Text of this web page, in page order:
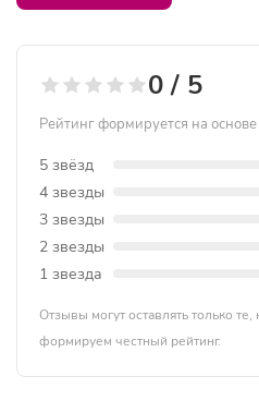
0 / 5
Рейтинг формируется на
5 звёзд
4 звезды
3 звезды
2 звезды
1 звезда
Отзывы могут оставлять только те,
формируем честный рейтинг.